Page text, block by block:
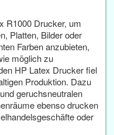
R1000 Drucker, um
Platten, Bilder oder
Farben anzubieten,
möglich zu
HP Latex Drucker fiel
Produktion. Dazu
geruchsneutralen
ebenso drucken
oder